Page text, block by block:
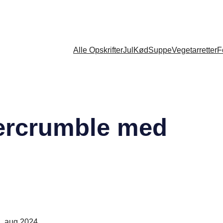
Alle OpskrifterJul KødSuppeVegetarretter
med